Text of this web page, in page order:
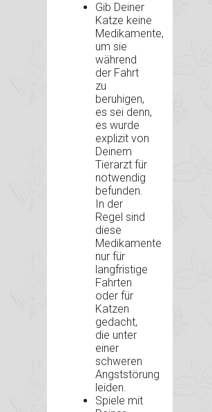
Gib Deiner
Katze keine
Medikamente,
um sie
während
der Fahrt
zu
beruhigen,
es sei denn,
es wurde
explizit von
Deinem
Tierarzt für
notwendig
befunden.
In der
Regel sind
diese
Medikamente
nur für
langfristige
Fahrten
oder für
Katzen
gedacht,
die unter
einer
schweren
Angststörung
leiden.
Spiele mit